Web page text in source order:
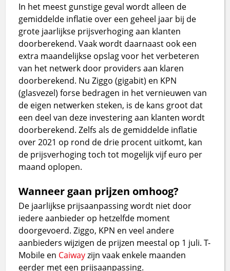
In het meest gunstige geval wordt alleen de
gemiddelde inflatie over een geheel jaar bij de
grote jaarlijkse prijsverhoging aan klanten
doorberekend. Vaak wordt daarnaast ook een
extra maandelijkse opslag voor het verbeteren
van het netwerk door providers aan klaren
doorberekend. Nu Ziggo (gigabit) en KPN
(glasvezel) forse bedragen in het vernieuwen van
de eigen netwerken steken, is de kans groot dat
een deel van deze investering aan klanten wordt
doorberekend. Zelfs als de gemiddelde inflatie
over 2021 op rond de drie procent uitkomt, kan
de prijsverhoging toch tot mogelijk vijf euro per
maand oplopen.
Wanneer gaan prijzen omhoog?
De jaarlijkse prijsaanpassing wordt niet door
iedere aanbieder op hetzelfde moment
doorgevoerd. Ziggo, KPN en veel andere
aanbieders wijzigen de prijzen meestal op 1 juli. T-
Mobile en Caiwayzijn vaak enkele maanden
eerder met een prijsaanpassing.